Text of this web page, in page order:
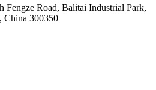
Fengze Road, Balitai Industrial Park,
China 300350